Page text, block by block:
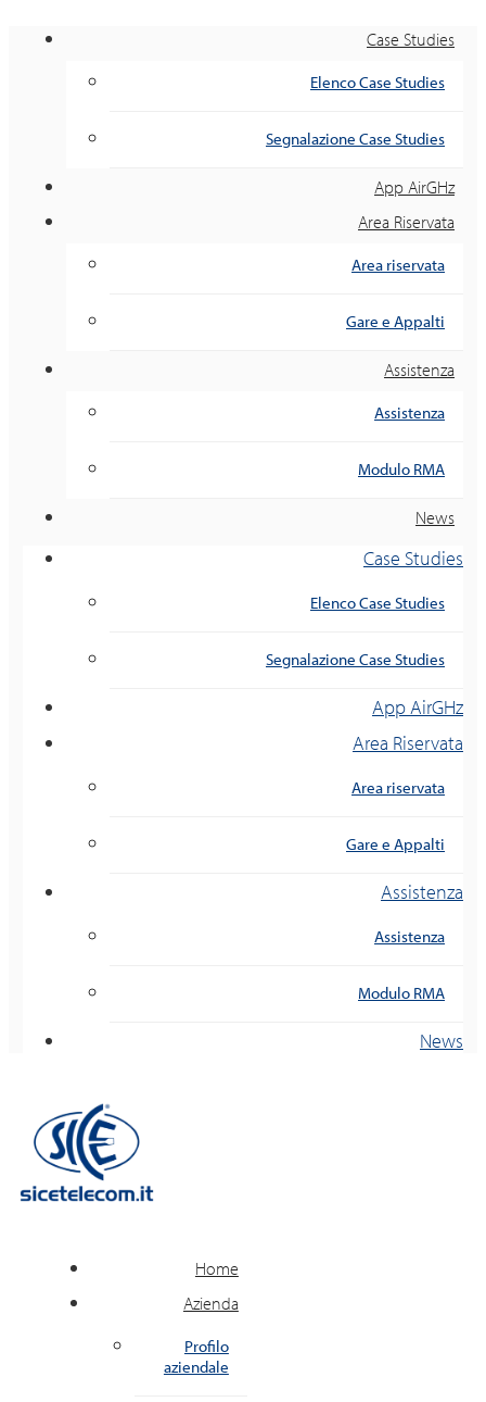
Case Studies
Elenco Case Studies
Segnalazione Case Studies
App AirGHz
Area Riservata
Area riservata
Gare e Appalti
Assistenza
Assistenza
Modulo RMA
News
Case Studies
Elenco Case Studies
Segnalazione Case Studies
App AirGHz
Area Riservata
Area riservata
Gare e Appalti
Assistenza
Assistenza
Modulo RMA
News
Home
Azienda
Profilo
aziendale